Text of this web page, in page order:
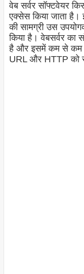
वेब सर्वर सॉफ्टवेयर
एक्सेस किया जाता है।
की सामग्री उस
किया है। वेबसर्वर का
है और इसमें कम से कम
URL और HTTP को